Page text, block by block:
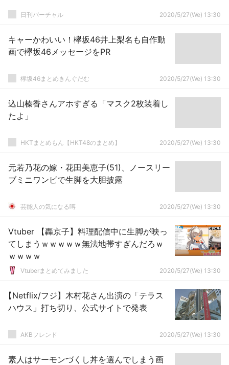
日刊バーチャル 2020/5/27(We) 13:30
キャーかわいい！欅坂46井上梨名も自作動
画で欅坂46メッセージをPR
欅坂46まとめきんぐだむ 2020/5/27(We) 13:30
込山榛香さんアホすぎる「マスク2枚装着し
たよ」
HKTまとめもん【HKT48のまとめ】 2020/5/27(We) 13:30
元若乃花の嫁・花田美恵子(51)、ノースリー
ブミニワンピで生脚を大胆披露
芸能人の気になる噂 2020/5/27(We) 13:30
Vtuber 【轟京子】料理配信中に生脚が映っ
てしまうｗｗｗｗｗ無法地帯すぎんだろｗ
ｗｗｗｗ
Vtuberまとめてみました 2020/5/27(We) 13:30
【Netflix/フジ】木村花さん出演の「テラス
ハウス」打ち切り、公式サイトで発表
AKBフレンド 2020/5/27(We) 13:30
素人はサーモンづくし丼を選んでしまう画